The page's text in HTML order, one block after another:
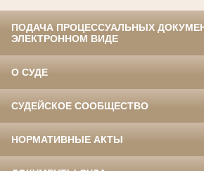
ПОДАЧА ПРОЦЕССУАЛЬНЫХ
ЭЛЕКТРОННОМ ВИДЕ
О СУДЕ
СУДЕЙСКОЕ СООБЩЕСТВО
НОРМАТИВНЫЕ АКТЫ